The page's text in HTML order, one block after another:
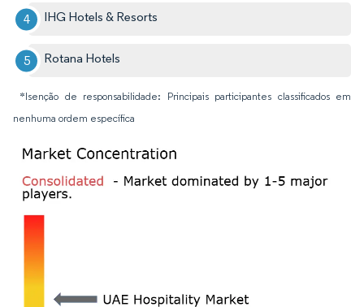
IHG Hotels & Resorts
Rotana Hotels
*Isenção de responsabilidade: Principais participantes classificados em
nenhuma ordem específica